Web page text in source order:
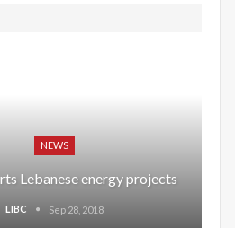
NEWS
Lebanese energy projects
LIBC Sep 28, 2018